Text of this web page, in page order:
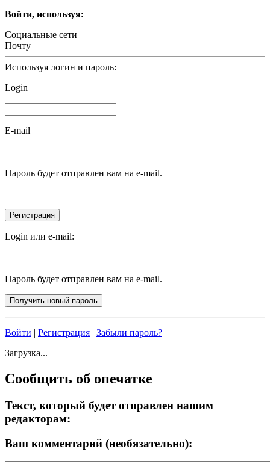
Войти, используя:
Социальные сети
Почту
Используя логин и пароль:
Login
E-mail
Пароль будет отправлен вам на e-mail.
Login или e-mail:
Пароль будет отправлен вам на e-mail.
Войти | Регистрация | Забыли пароль?
Загрузка...
Сообщить об опечатке
Текст, который будет отправлен нашим
редакторам:
Ваш комментарий (необязательно):